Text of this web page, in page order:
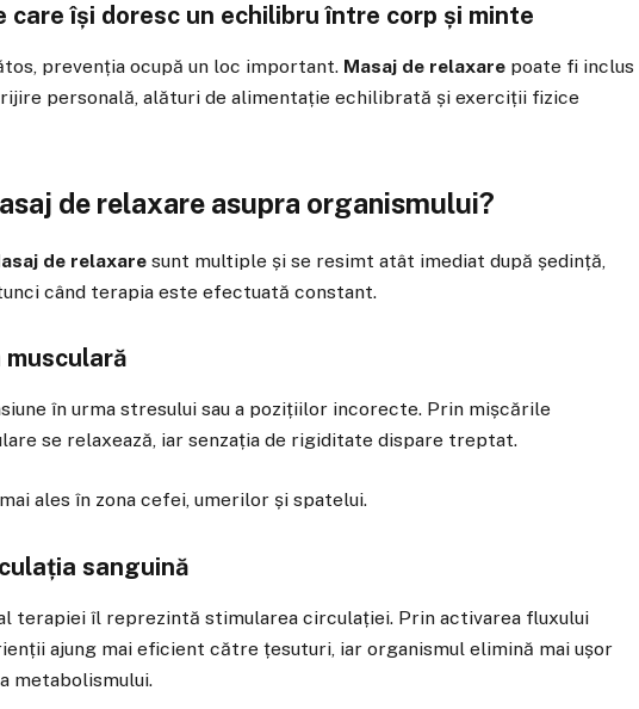
care își doresc un echilibru între corp și minte
prevenția ocupă un loc important. Masaj de relaxare poate fi inclus
personală, alături de alimentație echilibrată și exerciții fizice
de relaxare asupra organismului?
de relaxare sunt multiple și se resimt atât imediat după ședință,
când terapia este efectuată constant.
musculară
în urma stresului sau a pozițiilor incorecte. Prin mișcările
se relaxează, iar senzația de rigiditate dispare treptat.
ales în zona cefei, umerilor și spatelui.
sanguină
terapiei îl reprezintă stimularea circulației. Prin activarea fluxului
ajung mai eficient către țesuturi, iar organismul elimină mai ușor
metabolismului.